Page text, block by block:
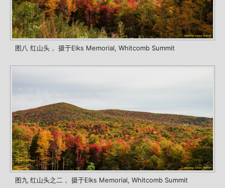
图八 红山头， 摄于Elks Memorial, Whitcomb Summit
图九 红山头之二， 摄于Elks Memorial, Whitcomb Summit